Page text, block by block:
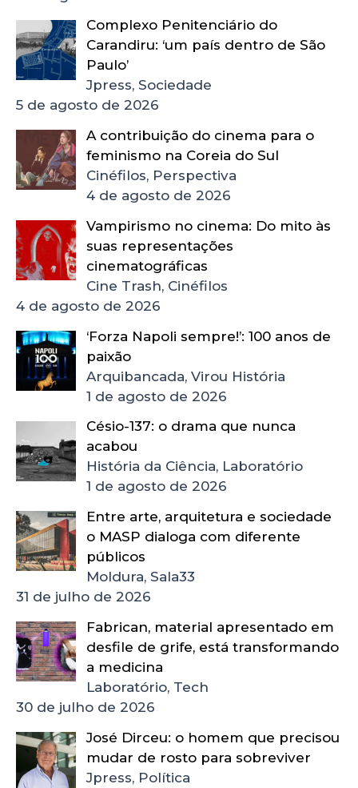
Complexo Penitenciário do
Carandiru: ‘um país dentro de São
Paulo’
Jpress, Sociedade
5 de agosto de 2026
A contribuição do cinema para o
feminismo na Coreia do Sul
Cinéfilos, Perspectiva
4 de agosto de 2026
Vampirismo no cinema: Do mito às
suas representações
cinematográficas
Cine Trash, Cinéfilos
4 de agosto de 2026
‘Forza Napoli sempre!’: 100 anos de
paixão
Arquibancada, Virou História
1 de agosto de 2026
Césio-137: o drama que nunca
acabou
História da Ciência, Laboratório
1 de agosto de 2026
Entre arte, arquitetura e sociedade
o MASP dialoga com diferente
públicos
Moldura, Sala33
31 de julho de 2026
Fabrican, material apresentado em
desfile de grife, está transformando
a medicina
Laboratório, Tech
30 de julho de 2026
José Dirceu: o homem que precisou
mudar de rosto para sobreviver
Jpress, Política